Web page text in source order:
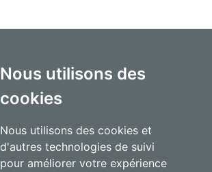
Nous utilisons des
cookies
Nous utilisons des cookies et
d'autres technologies de suivi
pour améliorer votre expérience